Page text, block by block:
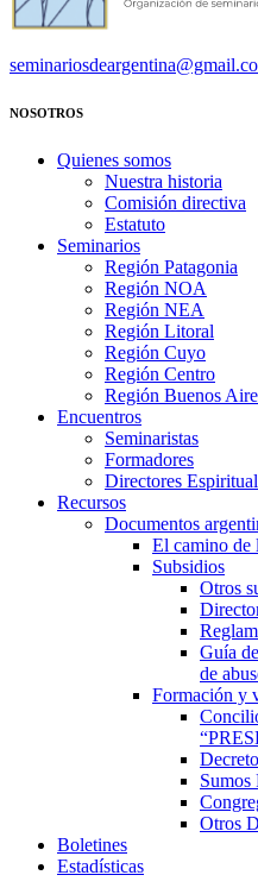
NOSOTROS
Quienes somos
Nuestra historia
Comisión directiva
Estatuto
Seminarios
Región Patagonia
Región NOA
Región NEA
Región Litoral
Región Cuyo
Región Centro
Región Buenos
Encuentros
Seminaristas
Formadores
Directores
Recursos
Documentos
El camino de
Subsidios
Otros
Guía
de
Formación y
Sumos
Otros
Boletines
Estadísticas